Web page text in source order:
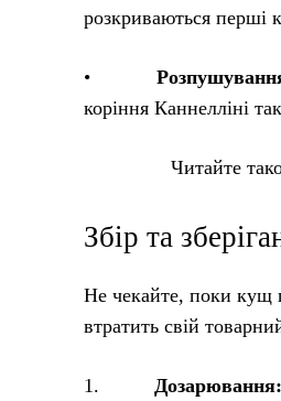
розкриваються перші
•
коріння Каннелліні
Читайте
Збір та
Не чекайте, поки кущ
втратить свій
1. Дозарювання: